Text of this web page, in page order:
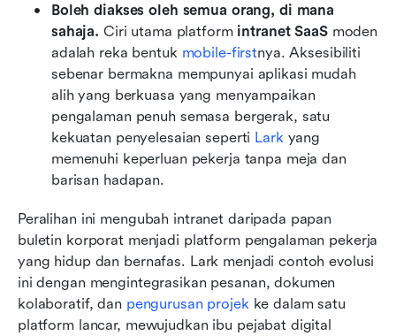
Boleh diakses oleh semua orang, di mana
sahaja. Ciri utama platform intranet SaaS moden
adalah reka bentuk mobile-firstnya. Aksesibiliti
sebenar bermakna mempunyai aplikasi mudah
alih yang berkuasa yang menyampaikan
pengalaman penuh semasa bergerak, satu
kekuatan penyelesaian seperti Lark yang
memenuhi keperluan pekerja tanpa meja dan
barisan hadapan.
Peralihan ini mengubah intranet daripada papan
buletin korporat menjadi platform pengalaman pekerja
yang hidup dan bernafas. Lark menjadi contoh evolusi
ini dengan mengintegrasikan pesanan, dokumen
kolaboratif, dan pengurusan projek ke dalam satu
platform lancar, mewujudkan ibu pejabat digital